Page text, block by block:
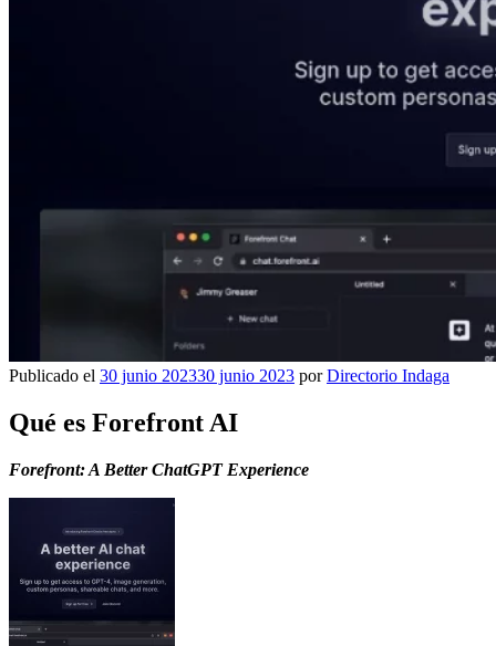
Publicado el 30 junio 202330 junio 2023 porDirectorio Indaga
Qué es Forefront AI
Forefront: A Better ChatGPT Experience